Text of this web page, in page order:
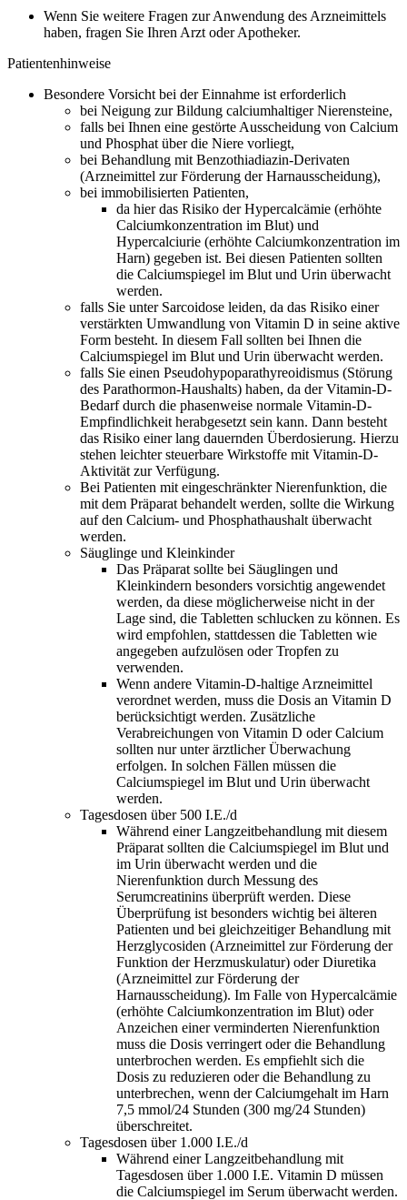
Wenn Sie weitere Fragen zur Anwendung des Arzneimittels
haben, fragen Sie Ihren Arzt oder Apotheker.
Patientenhinweise
Besondere Vorsicht bei der Einnahme ist erforderlich
bei Neigung zur Bildung calciumhaltiger Nierensteine,
falls bei Ihnen eine gestörte Ausscheidung von Calcium
und Phosphat über die Niere vorliegt,
bei Behandlung mit Benzothiadiazin-Derivaten
(Arzneimittel zur Förderung der Harnausscheidung),
bei immobilisierten Patienten,
da hier das Risiko der Hypercalcämie (erhöhte
Calciumkonzentration im Blut) und
Hypercalciurie (erhöhte Calciumkonzentration im
Harn) gegeben ist. Bei diesen Patienten sollten
die Calciumspiegel im Blut und Urin überwacht
werden.
falls Sie unter Sarcoidose leiden, da das Risiko einer
verstärkten Umwandlung von Vitamin D in seine aktive
Form besteht. In diesem Fall sollten bei Ihnen die
Calciumspiegel im Blut und Urin überwacht werden.
falls Sie einen Pseudohypoparathyreoidismus (Störung
des Parathormon-Haushalts) haben, da der Vitamin-D-
Bedarf durch die phasenweise normale Vitamin-D-
Empfindlichkeit herabgesetzt sein kann. Dann besteht
das Risiko einer lang dauernden Überdosierung. Hierzu
stehen leichter steuerbare Wirkstoffe mit Vitamin-D-
Aktivität zur Verfügung.
Bei Patienten mit eingeschränkter Nierenfunktion, die
mit dem Präparat behandelt werden, sollte die Wirkung
auf den Calcium- und Phosphathaushalt überwacht
werden.
Säuglinge und Kleinkinder
Das Präparat sollte bei Säuglingen und
Kleinkindern besonders vorsichtig angewendet
werden, da diese möglicherweise nicht in der
Lage sind, die Tabletten schlucken zu können. Es
wird empfohlen, stattdessen die Tabletten wie
angegeben aufzulösen oder Tropfen zu
verwenden.
Wenn andere Vitamin-D-haltige Arzneimittel
verordnet werden, muss die Dosis an Vitamin D
berücksichtigt werden. Zusätzliche
Verabreichungen von Vitamin D oder Calcium
sollten nur unter ärztlicher Überwachung
erfolgen. In solchen Fällen müssen die
Calciumspiegel im Blut und Urin überwacht
werden.
Tagesdosen über 500 I.E./d
Während einer Langzeitbehandlung mit diesem
Präparat sollten die Calciumspiegel im Blut und
im Urin überwacht werden und die
Nierenfunktion durch Messung des
Serumcreatinins überprüft werden. Diese
Überprüfung ist besonders wichtig bei älteren
Patienten und bei gleichzeitiger Behandlung mit
Herzglycosiden (Arzneimittel zur Förderung der
Funktion der Herzmuskulatur) oder Diuretika
(Arzneimittel zur Förderung der
Harnausscheidung). Im Falle von Hypercalcämie
(erhöhte Calciumkonzentration im Blut) oder
Anzeichen einer verminderten Nierenfunktion
muss die Dosis verringert oder die Behandlung
unterbrochen werden. Es empfiehlt sich die
Dosis zu reduzieren oder die Behandlung zu
unterbrechen, wenn der Calciumgehalt im Harn
7,5 mmol/24 Stunden (300 mg/24 Stunden)
überschreitet.
Tagesdosen über 1.000 I.E./d
Während einer Langzeitbehandlung mit
Tagesdosen über 1.000 I.E. Vitamin D müssen
die Calciumspiegel im Serum überwacht werden.